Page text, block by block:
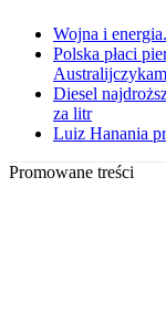
Wojna i
Polska płaci
Diesel
za litr
Luiz Hanania
Promowane treści